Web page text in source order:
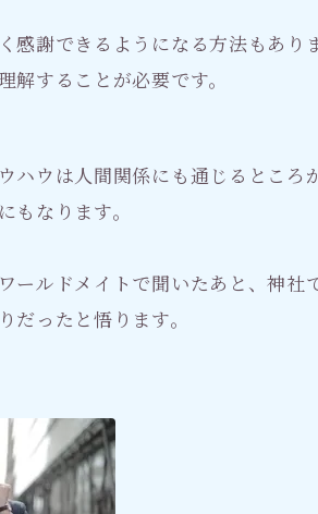
感謝できるようになる方法もあ
解することが必要です。
ハウは人間関係にも通じるところ
もなります。
ールドメイトで聞いたあと、神社
だったと悟ります。